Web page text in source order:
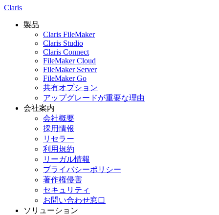
Claris
製品
Claris FileMaker
Claris Studio
Claris Connect
FileMaker Cloud
FileMaker Server
FileMaker Go
共有オプション
アップグレードが重要な理由
会社案内
会社概要
採用情報
リセラー
利用規約
リーガル情報
プライバシーポリシー
著作権侵害
セキュリティ
お問い合わせ窓口
ソリューション